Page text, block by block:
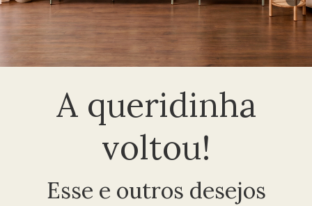
A queridinha
voltou!
Esse e outros desejos